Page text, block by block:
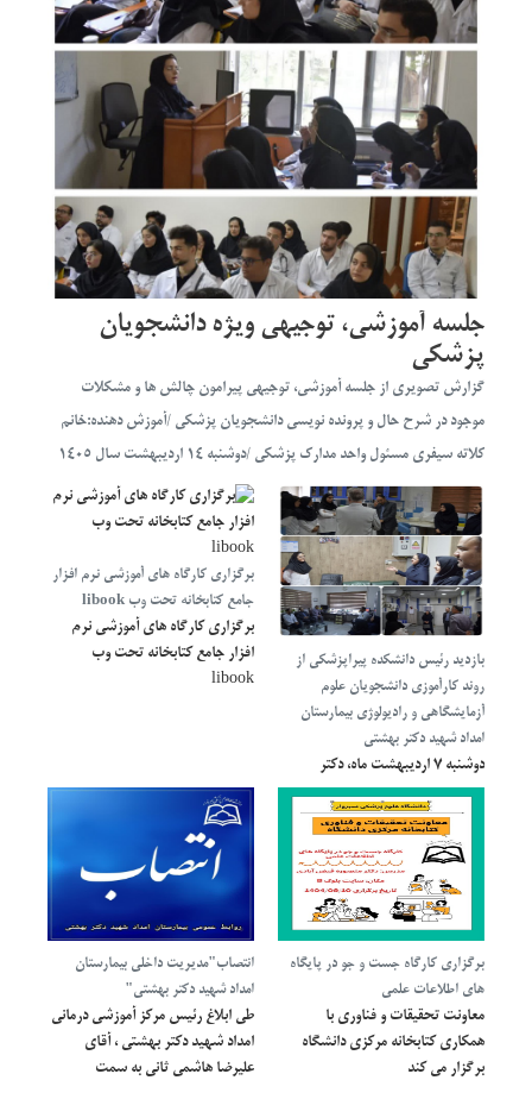
جلسه آموزشی، توجیهی ویژه دانشجویان
پزشکی
گزارش تصویری از جلسه آموزشی، توجیهی پیرامون چالش ها و مشکلات
موجود در شرح حال و پرونده نویسی دانشجویان پزشکی /آموزش دهنده:خانم
کلاته سیفری مسئول واحد مدارک پزشکی /دوشنبه ١۴ اردیبهشت سال ١۴٠۵
بازدید رئیس دانشکده پیراپزشکی از
روند کارآموزی دانشجویان علوم
آزمایشگاهی و رادیولوژی بيمارستان
امداد شهید دکتر بهشتی
دوشنبه ۷ اردیبهشت ماه، دکتر
زردشت رئیس دانشکده پیراپزشکی و
هیات همراه، با حضور در واحدهای
سی تی اسکن، رادیولوژی و
آزمایشگاه این مرکز، از نزدیک در
جریان روند کارآموزی دانشجویان
علوم آزمایشگاهی و رادیولوژی و
موجود قرار گرفتند.
برگزاری کارگاه های آموزشی نرم افزار
جامع کتابخانه تحت وب libook
برگزاری کارگاه های آموزشی نرم
افزار جامع کتابخانه تحت وب
libook
برگزاری کارگاه جست و جو در پایگاه
های اطلاعات علمی
معاونت تحقیقات و فناوری با
همکاری کتابخانه مرکزی دانشگاه
برگزار می کند
انتصاب"مدیریت داخلی بیمارستان
امداد شهید دکتر بهشتی"
طی ابلاغ رئیس مرکز آموزشی درمانی
امداد شهید دکتر بهشتی ، آقای
علیرضا هاشمی ثانی به سمت